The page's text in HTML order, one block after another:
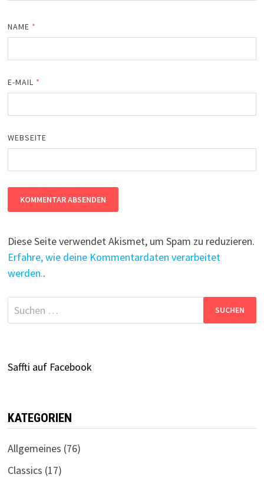
NAME *
E-MAIL *
WEBSEITE
Diese Seite verwendet Akismet, um Spam zu reduzieren.
Erfahre, wie deine Kommentardaten verarbeitet
werden..
Suchen
nach:
Saffti auf Facebook
KATEGORIEN
Allgemeines (76)
Classics (17)